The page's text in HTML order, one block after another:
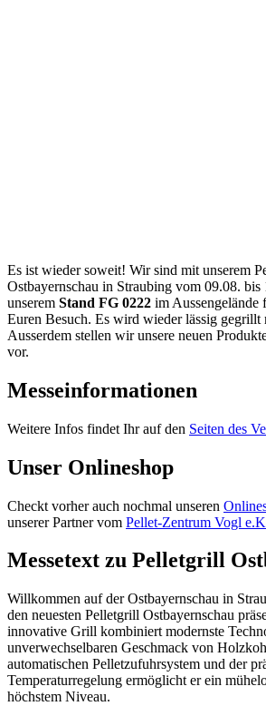
Es ist wieder soweit! Wir sind mit unserem
Ostbayernschau in Straubing vom 09.08.
unserem Stand FG 0222 im Aussengelände
Euren Besuch. Es wird wieder lässig
Ausserdem stellen wir unsere neuen
vor.
Messeinformationen
Weitere Infos findet Ihr auf den Seiten des
Unser Onlineshop
Checkt vorher auch nochmal unseren
unserer Partner vom Pellet-Zentrum Vogl
Messetext zu Pelletgrill
Willkommen auf der Ostbayernschau in
den neuesten Pelletgrill Ostbayernschau
innovative Grill kombiniert modernste
unverwechselbaren Geschmack von
automatischen Pelletzufuhrsystem und der
Temperaturregelung ermöglicht er ein
höchstem Niveau.